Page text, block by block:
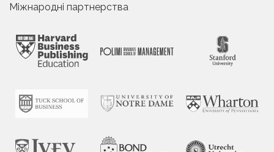
Міжнародні партнерства